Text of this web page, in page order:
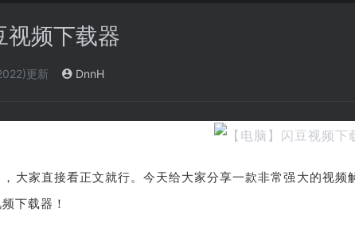
视频下载器
更新 DnnH
大家直接看正文就行。今天给大家分享一款非常强大的视
下载器！